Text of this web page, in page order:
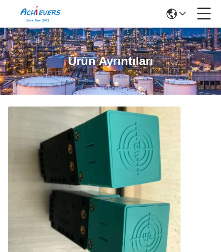
Ürün Ayrıntıları